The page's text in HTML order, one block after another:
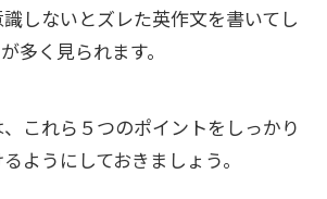
しないとズレた英作文を書いてし
多く見られます。
これら５つのポイントをしっかり
ようにしておきましょう。